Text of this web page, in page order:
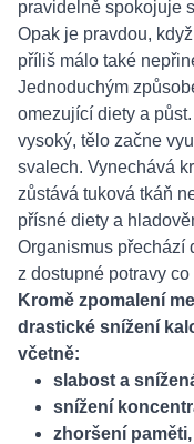
pravidelně spokojuje
Opak je pravdou,
příliš málo také
Jednoduchým
omezující diety a
vysoký, tělo začne
svalech. Vynechává
zůstává tuková tkáň
přísné diety a
Organismus přechází
z dostupné potravy
Kromě zpomalení
drastické snížení
včetně:
slabost a
snížení
zhoršení paměti,